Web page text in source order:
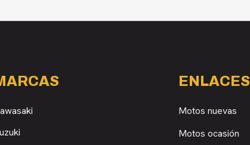
ENLACES
Motos nuevas
Motos ocasión